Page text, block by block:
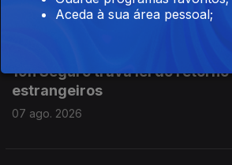
07 ago. 2026
19h Seguro trava lei do retorno
estrangeiros
07 ago. 2026
Aceda à sua área pessoal;